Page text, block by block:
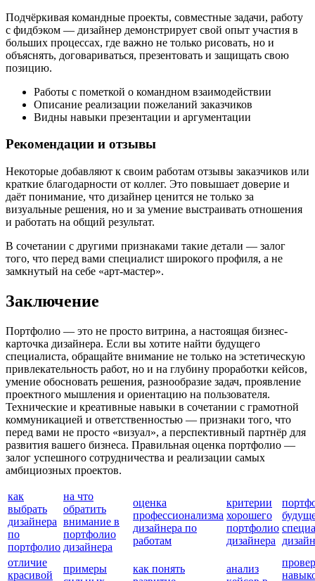
Подчёркивая командные проекты, совместные задачи, работу
с фидбэком — дизайнер демонстрирует свой опыт участия в
больших процессах, где важно не только рисовать, но и
объяснять, договариваться, презентовать и защищать свою
позицию.
Работы с пометкой о командном взаимодействии
Описание реализации пожеланий заказчиков
Видны навыки презентации и аргументации
Рекомендации и отзывы
Некоторые добавляют к своим работам отзывы заказчиков или
краткие благодарности от коллег. Это повышает доверие и
даёт понимание, что дизайнер ценится не только за
визуальные решения, но и за умение выстраивать отношения
и работать на общий результат.
В сочетании с другими признаками такие детали — залог
того, что перед вами специалист широкого профиля, а не
замкнутый на себе «арт-мастер».
Заключение
Портфолио — это не просто витрина, а настоящая бизнес-
карточка дизайнера. Если вы хотите найти будущего
специалиста, обращайте внимание не только на эстетическую
привлекательность работ, но и на глубину проработки кейсов,
умение обосновать решения, разнообразие задач, проявление
проектного мышления и ориентацию на пользователя.
Технические и креативные навыки в сочетании с грамотной
коммуникацией и ответственностью — признаки того, что
перед вами не просто «визуал», а перспективный партнёр для
развития вашего бизнеса. Правильная оценка портфолио —
залог успешного сотрудничества и реализации самых
амбициозных проектов.
как
выбрать
дизайнера
по
портфолио
на что
обратить
внимание в
портфолио
дизайнера
оценка
профессионализма
дизайнера по
работам
критерии
хорошего
портфолио
дизайнера
дизайн
отличие
красивой
примеры
как понять
анализ